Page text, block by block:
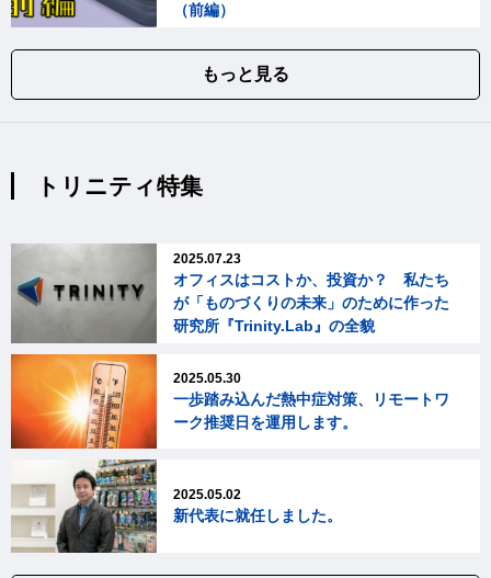
（前編）
もっと見る
トリニティ特集
2025.07.23
オフィスはコストか、投資か？ 私たち
が「ものづくりの未来」のために作った
研究所『Trinity.Lab』の全貌
2025.05.30
一歩踏み込んだ熱中症対策、リモートワ
ーク推奨日を運用します。
2025.05.02
新代表に就任しました。